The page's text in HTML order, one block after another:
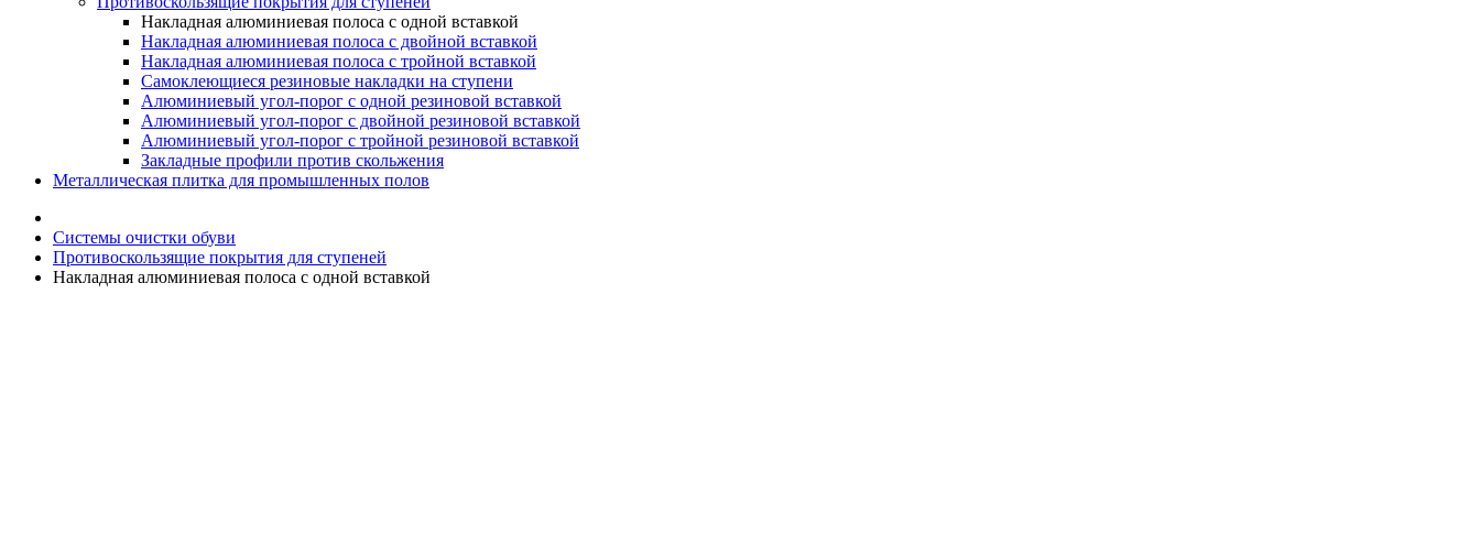
Накладная алюминиевая полоса с одной вставкой
Накладная алюминиевая полоса с двойной вставкой
Накладная алюминиевая полоса с тройной вставкой
Самоклеющиеся резиновые накладки на ступени
Алюминиевый угол-порог с одной резиновой вставкой
Алюминиевый угол-порог с двойной резиновой вставкой
Алюминиевый угол-порог с тройной резиновой вставкой
Закладные профили против скольжения
Металлическая плитка для промышленных полов
Системы очистки обуви
Противоскользящие покрытия для ступеней
Накладная алюминиевая полоса с одной вставкой